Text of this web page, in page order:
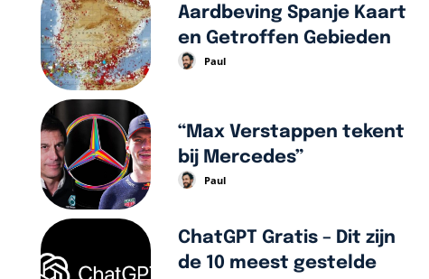
Aardbeving Spanje Kaart
en Getroffen Gebieden
Paul
“Max Verstappen tekent
bij Mercedes”
Paul
ChatGPT Gratis – Dit zijn
de 10 meest gestelde